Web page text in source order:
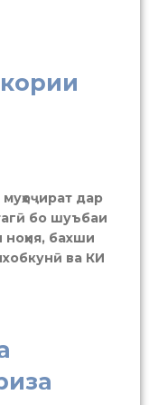
дар
бо шуъбаи
ноҳия, бахши
ва КИ